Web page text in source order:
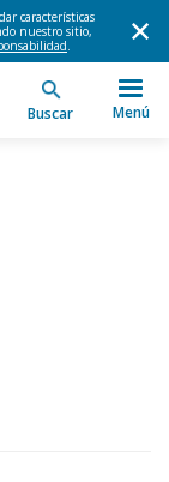
características
nuestro sitio,
.
Buscar Menú